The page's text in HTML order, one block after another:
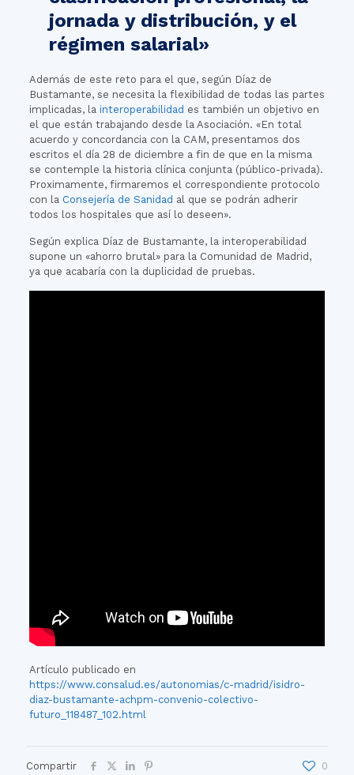
jornada y distribución, y el
régimen salarial»
Además de este reto para el que, según Díaz de
Bustamante, se necesita la flexibilidad de todas las partes
implicadas, la interoperabilidad es también un objetivo en
el que están trabajando desde la Asociación. «En total
acuerdo y concordancia con la CAM, presentamos dos
escritos el día 28 de diciembre a fin de que en la misma
se contemple la historia clínica conjunta (público-privada).
Proximamente, firmaremos el correspondiente protocolo
con la Consejería de Sanidad al que se podrán adherir
todos los hospitales que así lo deseen».
Según explica Díaz de Bustamante, la interoperabilidad
supone un «ahorro brutal» para la Comunidad de Madrid,
ya que acabaría con la duplicidad de pruebas.
Artículo publicado en
https://www.consalud.es/autonomias/c-madrid/isidro-
diaz-bustamante-achpm-convenio-colectivo-
futuro_118487_102.html
Compartir 0